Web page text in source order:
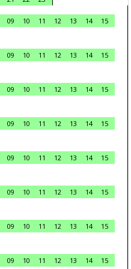
09 10 11 12 13 14
15
09 10 11 12 13 14
15
09 10 11 12 13 14
15
09 10 11 12 13 14
15
09 10 11 12 13 14
15
09 10 11 12 13 14
15
09 10 11 12 13 14
15
09 10 11 12 13 14
15